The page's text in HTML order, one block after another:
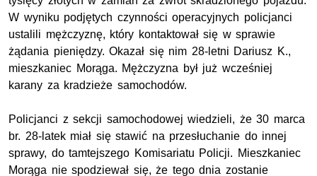
W wyniku podjętych czynności operacyjnych policjanci
ustalili mężczyznę, który kontaktował się w sprawie
żądania pieniędzy. Okazał się nim 28-letni Dariusz K.,
mieszkaniec Morąga. Mężczyzna był już wcześniej
karany za kradzieże samochodów.
Policjanci z sekcji samochodowej wiedzieli, że 30 marca
br. 28-latek miał się stawić na przesłuchanie do innej
sprawy, do tamtejszego Komisariatu Policji. Mieszkaniec
Morąga nie spodziewał się, że tego dnia zostanie